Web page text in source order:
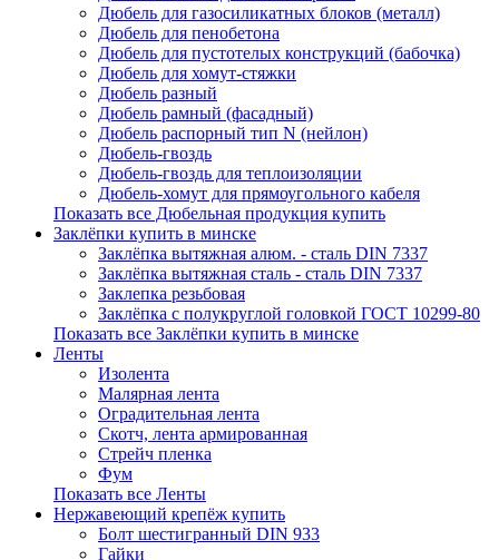
Дюбель для газосиликатных блоков (металл)
Дюбель для пенобетона
Дюбель для пустотелых конструкций (бабочка)
Дюбель для хомут-стяжки
Дюбель разный
Дюбель рамный (фасадный)
Дюбель распорный тип N (нейлон)
Дюбель-гвоздь
Дюбель-гвоздь для теплоизоляции
Дюбель-хомут для прямоугольного кабеля
Показать все Дюбельная продукция купить
Заклёпки купить в минске
Заклёпка вытяжная алюм. - сталь DIN 7337
Заклёпка вытяжная сталь - сталь DIN 7337
Заклепка резьбовая
Заклёпка с полукруглой головкой ГОСТ 10299-80
Показать все Заклёпки купить в минске
Ленты
Изолента
Малярная лента
Оградительная лента
Скотч, лента армированная
Стрейч пленка
Фум
Показать все Ленты
Нержавеющий крепёж купить
Болт шестигранный DIN 933
Гайки